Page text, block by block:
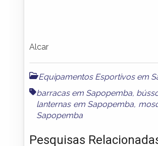
Alcar
Equipamentos Esportivos em
barracas em Sapopemba,
lanternas em Sapopemba,
Sapopemba
Pesquisas